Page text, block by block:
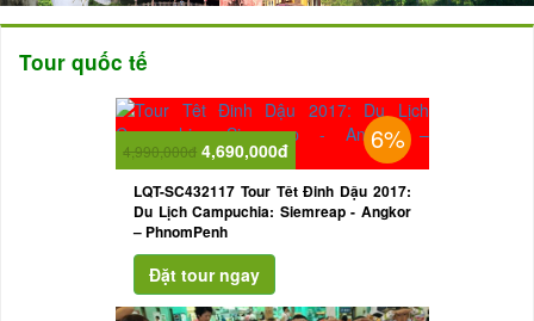
Tour quốc tế
6%
4,990,000đ 4,690,000đ
LQT-SC432117 Tour Têt Đinh Dậu 2017:
Du Lịch Campuchia: Siemreap - Angkor
– PhnomPenh